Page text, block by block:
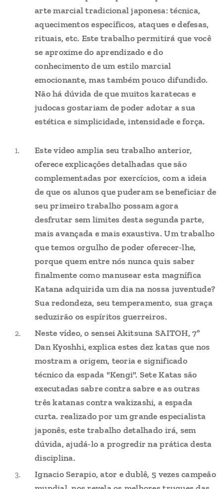
arte marcial tradicional japonesa: técnica,
aquecimentos específicos, ataques e defesas,
rituais, etc. Este trabalho permitirá que você
se aproxime do aprendizado e do
conhecimento de um estilo marcial
emocionante, mas também pouco difundido.
Não há dúvida de que muitos karatecas e
judocas gostariam de poder adotar a sua
estética e simplicidade, intensidade e força.
Este vídeo amplia seu trabalho anterior,
oferece explicações detalhadas que são
complementadas por exercícios, com a ideia
de que os alunos que puderam se beneficiar de
seu primeiro trabalho possam agora
desfrutar sem limites desta segunda parte,
mais avançada e mais exaustiva. Um trabalho
que temos orgulho de poder oferecer-lhe,
porque quem entre nós nunca quis saber
finalmente como manusear esta magnífica
Katana adquirida um dia na nossa juventude?
Sua redondeza, seu temperamento, sua graça
seduzirão os espíritos guerreiros.
Neste vídeo, o sensei Akitsuna SAITOH, 7º
Dan Kyoshhi, explica estes dez katas que nos
mostram a origem, teoria e significado
técnico da espada "Kengi". Sete Katas são
executadas sabre contra sabre e as outras
três katanas contra wakizashi, a espada
curta. realizado por um grande especialista
japonês, este trabalho detalhado irá, sem
dúvida, ajudá-lo a progredir na prática desta
disciplina.
Ignacio Serapio, ator e dublê, 5 vezes campeão